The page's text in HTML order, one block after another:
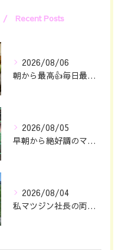
Recent Posts
2026/08/06
朝から最高👍毎日最幸の😁マツジン社長でございます🤗
2026/08/05
早朝から絶好調のマツジン社長でございます✌️😁
2026/08/04
私マツジン社長の両親が色々あって🖐️息子仁は自主練していたと...